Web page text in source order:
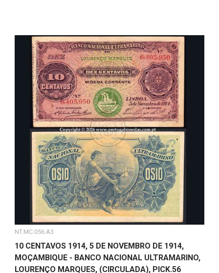
NT.MC.056.A3
10 CENTAVOS 1914, 5 DE NOVEMBRO DE 1914,
MOÇAMBIQUE - BANCO NACIONAL ULTRAMARINO,
LOURENÇO MARQUES, (CIRCULADA), PICK.56